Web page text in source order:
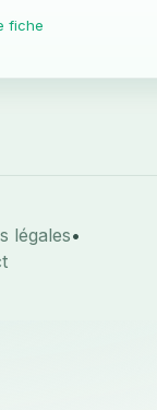
fiche
légales•